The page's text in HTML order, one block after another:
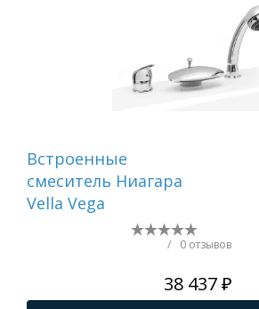
Встроенные
смеситель Ниагара
Vella Vega
/ 0 отзывов
38 437 ₽